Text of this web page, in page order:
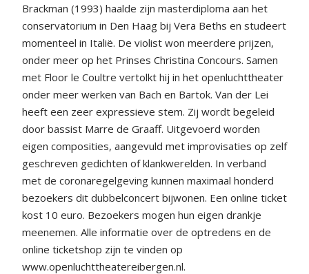
Brackman (1993) haalde zijn masterdiploma aan het
conservatorium in Den Haag bij Vera Beths en studeert
momenteel in Italië. De violist won meerdere prijzen,
onder meer op het Prinses Christina Concours. Samen
met Floor le Coultre vertolkt hij in het openluchttheater
onder meer werken van Bach en Bartok. Van der Lei
heeft een zeer expressieve stem. Zij wordt begeleid
door bassist Marre de Graaff. Uitgevoerd worden
eigen composities, aangevuld met improvisaties op zelf
geschreven gedichten of klankwerelden. In verband
met de coronaregelgeving kunnen maximaal honderd
bezoekers dit dubbelconcert bijwonen. Een online ticket
kost 10 euro. Bezoekers mogen hun eigen drankje
meenemen. Alle informatie over de optredens en de
online ticketshop zijn te vinden op
www.openluchttheatereibergen.nl.